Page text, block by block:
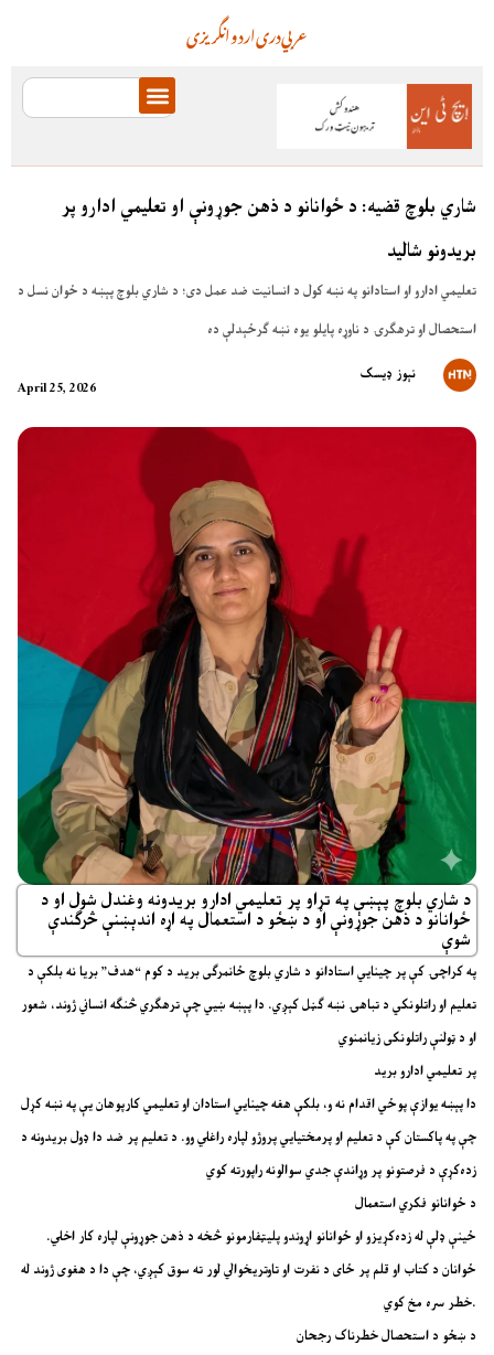
انگریزیاردودریعربي
شاري بلوچ قضیه: د ځوانانو د ذهن جوړونې او تعلیمي ادارو پر
بریدونو شالید
تعلیمي ادارو او استادانو په نښه کول د انسانیت ضد عمل دی؛ د شاري بلوچ پېښه د ځوان نسل د
استحصال او ترهګرۍ د ناوړه پایلو یوه نښه ګرځېدلې ده
April 25, 2026
نېوز ډیسک
د شاري بلوچ پېښې په تړاو پر تعلیمي ادارو بریدونه وغندل شول او د
ځوانانو د ذهن جوړونې او د ښځو د استعمال په اړه اندېښنې څرګندې
شوې
په کراچۍ کې پر چینایي استادانو د شاري بلوچ ځانمرګی برید د کوم “هدف” بریا نه بلکې د
تعلیم او راتلونکي د تباهۍ نښه ګڼل کېږي. دا پېښه ښيي چې ترهګري څنګه انساني ژوند، شعور
او د ټولنې راتلونکی زیانمنوي
پر تعلیمي ادارو برید
دا پېښه یوازې پوځي اقدام نه و، بلکې هغه چینایي استادان او تعلیمي کارپوهان یې په نښه کړل
چې په پاکستان کې د تعلیم او پرمختیايي پروژو لپاره راغلي وو. د تعلیم پر ضد دا ډول بریدونه د
زده‌کړې د فرصتونو پر وړاندې جدي سوالونه راپورته کوي
د ځوانانو فکري استعمال
ځینې ډلې له زده‌کړیزو او ځوانانو اړوندو پلیټفارمونو څخه د ذهن جوړونې لپاره کار اخلي.
ځوانان د کتاب او قلم پر ځای د نفرت او تاوتریخوالي لور ته سوق کېږي، چې دا د هغوی ژوند له
خطر سره مخ کوي.
د ښځو د استحصال خطرناک رجحان